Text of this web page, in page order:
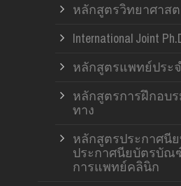
หลักสูตรวิทยาศา
International Joint
หลักสูตรแพทย์ประ
หลักสูตรการฝึกอบ
ทาง
หลักสูตรประกาศนี
ประกาศนียบัตรบัณ
การแพทย์คลินิก